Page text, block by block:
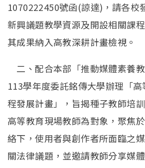
1070222450號函(諒達)，請各校
新興議題教學資源及開設相關課
其成果納入高教深耕計畫檢視。
二、配合本部「推動媒體素養
113學年度委託銘傳大學辦理「
程發展計畫」，旨揭種子教師培
高等教育現場教師為對象，聚焦
絡下，使用者與創作者所面臨之
關法律議題，並邀請教師分享媒